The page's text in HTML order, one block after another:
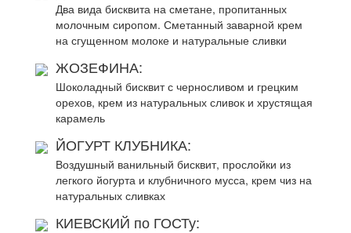
Два вида бисквита на сметане, пропитанных
молочным сиропом. Сметанный заварной крем
на сгущенном молоке и натуральные сливки
ЖОЗЕФИНА:
Шоколадный бисквит с черносливом и грецким
орехов, крем из натуральных сливок и хрустящая
карамель
ЙОГУРТ КЛУБНИКА:
Воздушный ванильный бисквит, прослойки из
легкого йогурта и клубничного мусса, крем чиз на
натуральных сливках
КИЕВСКИЙ по ГОСТу: